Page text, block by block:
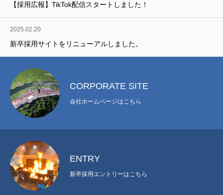
研修制度
福利厚生
社内イベント
地域貢献
RECRUIT
プライバシーポリシー
【採用広報】TikTok配信スタートしました！
2025.02.20
新卒採用サイトをリニューアルしました。
CORPORATE SITE
会社ホームページはこちら
ENTRY
新卒採用エントリーはこちら